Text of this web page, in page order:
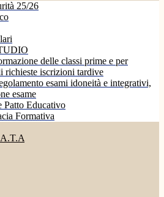
25/26
delle classi prime e per
richieste iscrizioni tardive
esami idoneità e integrativi,
esame
Patto Educativo
Formativa
A.T.A